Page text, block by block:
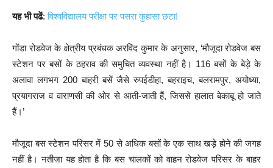
यह भी पढें:विश्वविद्यालय परीक्षा पर पसरा कुहासा छटा!
गोंडा रोडवेज के क्षेत्रीय प्रबंधक अरविंद कुमार के अनुसार, ‘मौजूदा रोडवेज बस
स्टेशन पर बसों के ठहराव की समुचित व्यवस्था नहीं है। 116 बसों के बेड़े के
अलावा लगभग 200 बाहरी बसें जैसे रुपईडीहा, बहराइच, बलरामपुर, अयोध्या,
प्रयागराज व वाराणसी की ओर से आती-जाती हैं, जिससे हालात बेकाबू हो जाते
हैं।’
मौजूदा बस स्टेशन परिसर में 50 से अधिक बसों के एक साथ खड़े होने की जगह
नहीं है। नतीजा यह होता है कि बस चालकों को वाहन रोडवेज परिसर के बाहर